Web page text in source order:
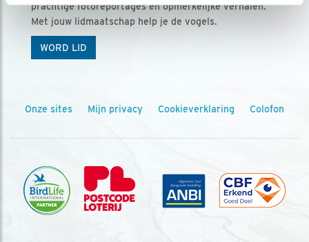
prachtige fotoreportages en opmerkelijke verhalen.
Met jouw lidmaatschap help je de vogels.
WORD LID
Onze sites Mijn privacy Cookieverklaring Colofon